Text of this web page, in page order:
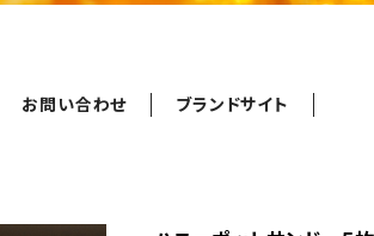
お問い合わせ ブランドサイト